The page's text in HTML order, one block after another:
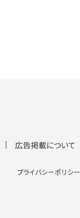
広告掲載について
プライバシーポリシー